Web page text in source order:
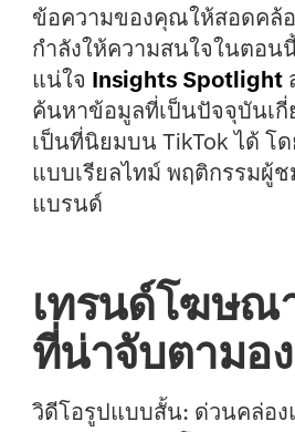
ข้อความของคุณให้สอดคล้
กำลังให้ความสนใจในตอ
แน่ใจ Insights Spotlight
ค้นหาข้อมูลที่เป็นปัจจุบันเกี่
เป็นที่นิยมบน TikTok ได้ โ
แบบเรียลไทม์ พฤติกรรมผู้ช
แบรนด์
เทรนด์โฆษณ
ที่น่าจับตามอง
วิดีโอรูปแบบสั้น: ด่วนคล่อง